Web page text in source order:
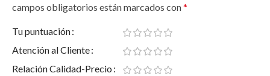
campos obligatorios están marcados con*
Tu puntuación
Atención al Cliente
Relación Calidad-Precio